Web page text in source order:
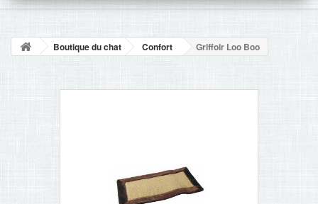
ACCUEIL
NOUVELLES
CONTACT
Boutique du chat Confort Griffoir Loo Boo